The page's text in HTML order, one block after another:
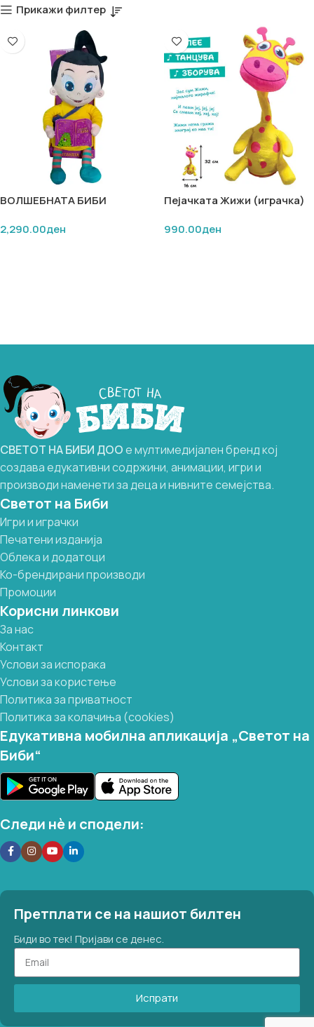
Прикажи филтер
ВОЛШЕБНАТА БИБИ
2,290.00ден
Пејачката Жижи (играчка)
990.00ден
СВЕТОТ НАБИБИ ДООе мултимедијален бренд кој
создава едукативни содржини, анимации, игри и
производи наменети за деца и нивните семејства.
Светот на Биби
Игри и играчки
Печатени изданија
Облека и додатоци
Ко-брендирани производи
Промоции
Корисни линкови
За нас
Контакт
Услови за испорака
Услови за користење
Политика за приватност
Политика за колачиња (cookies)
Едукативна мобилна апликација „Светот на
Биби“
Следи нѐ и сподели:
Претплати се на нашиот билтен
Биди во тек! Пријави се денес.
Испрати